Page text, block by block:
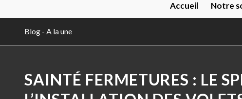
Accueil Notre
Blog - A la une
SAINTÉ FERMETURES : LE